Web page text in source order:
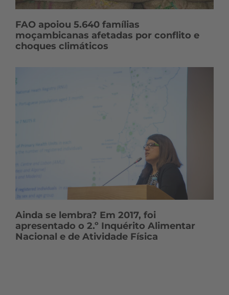
FAO apoiou 5.640 famílias
moçambicanas afetadas por conflito e
choques climáticos
Ainda se lembra? Em 2017, foi
apresentado o 2.º Inquérito Alimentar
Nacional e de Atividade Física